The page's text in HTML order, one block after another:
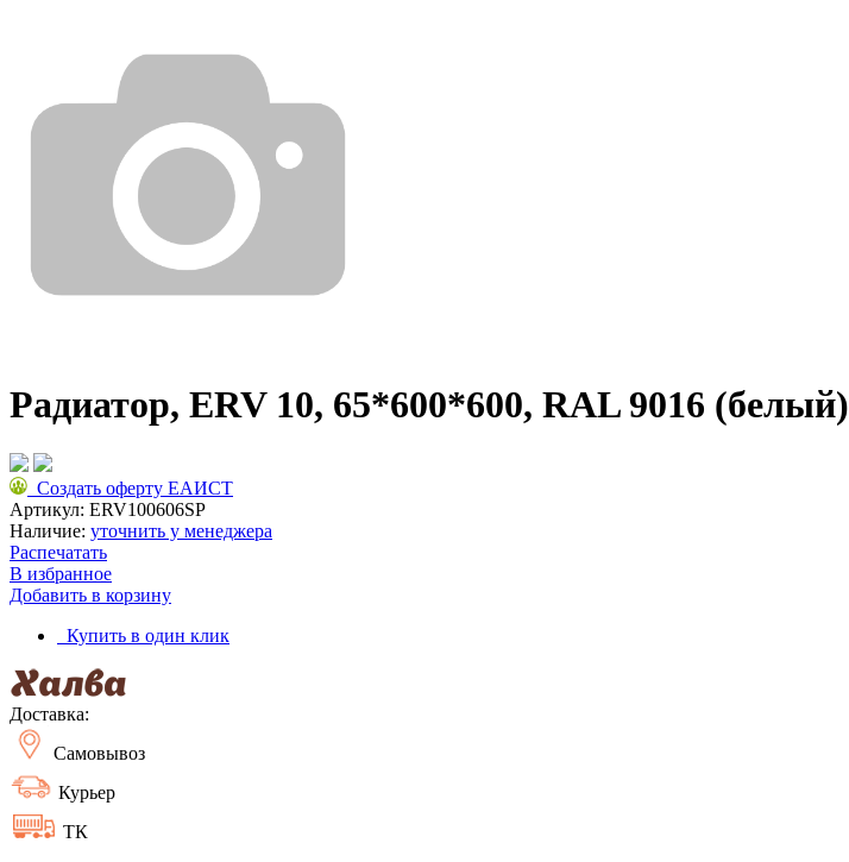
Радиатор, ERV 10, 65*600*600, RAL 9016 (белый)
Создать оферту ЕАИСТ
Артикул: ERV100606SP
Наличие: уточнить у менеджера
Распечатать
В избранное
Добавить в корзину
Купить в один клик
Доставка:
Самовывоз
Курьер
ТК